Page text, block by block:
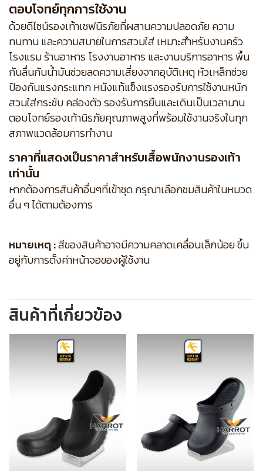
ตอบโจทย์ทุกการใช้งาน
ด้วยดีไซน์รองเท้าเชฟนิรภัยที่ผสานความปลอดภัย ความ
ทนทาน และความสบายในการสวมใส่ เหมาะสำหรับงานครัว
โรงแรม ร้านอาหาร โรงงานอาหาร และงานบริการอาหาร พื้น
กันลื่นกันน้ำมันช่วยลดความเสี่ยงจากอุบัติเหตุ หัวเหล็กช่วย
ป้องกันแรงกระแทก หนังแท้แข็งแรงรองรับการใช้งานหนัก
สวมใส่กระชับ คล่องตัว รองรับการยืนและเดินเป็นเวลานาน
ตอบโจทย์รองเท้านิรภัยคุณภาพสูงที่พร้อมใช้งานจริงในทุก
สภาพแวดล้อมการทำงาน
ราคาที่แสดงเป็นราคาสำหรับเสื้อพนักงานรองเท้า
เท่านั้น
หากต้องการสินค้าอื่นๆที่เข้าชุด กรุณาเลือกชมสินค้าในหมวด
อื่น ๆ ได้ตามต้องการ
หมายเหตุ :สีของสินค้าอาจมีความคลาดเคลื่อนเล็กน้อย ขึ้น
อยู่กับการตั้งค่าหน้าจอของผู้ใช้งาน
สินค้าที่เกี่ยวข้อง